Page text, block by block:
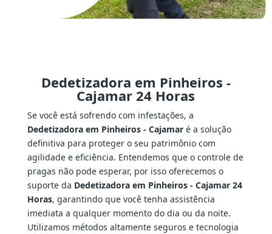
Dedetizadora em Pinheiros -
Cajamar 24 Horas
Se você está sofrendo com infestações, a
Dedetizadora em Pinheiros - Cajamaré a solução
definitiva para proteger o seu patrimônio com
agilidade e eficiência. Entendemos que o controle de
pragas não pode esperar, por isso oferecemos o
suporte da Dedetizadora em Pinheiros - Cajamar 24
Horas, garantindo que você tenha assistência
imediata a qualquer momento do dia ou da noite.
Utilizamos métodos altamente seguros e tecnologia